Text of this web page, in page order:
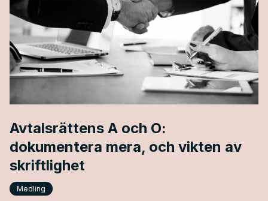
Avtalsrättens A och O:
dokumentera mera, och vikten av
skriftlighet
Medling